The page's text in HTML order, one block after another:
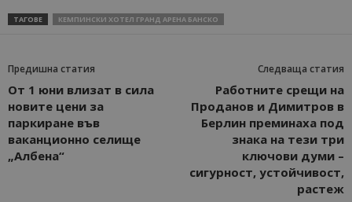
ТАГОВЕ КЕМПИНСКИ ХОТЕЛ ГРАНД АРЕНА БАНСКО
Предишна статия
От 1 юни влизат в сила
новите цени за
паркиране във
ваканционно селище
„Албена“
Следваща статия
Работните срещи на
Проданов и Димитров в
Берлин преминаха под
знака на тези три
ключови думи –
сигурност, устойчивост,
растеж